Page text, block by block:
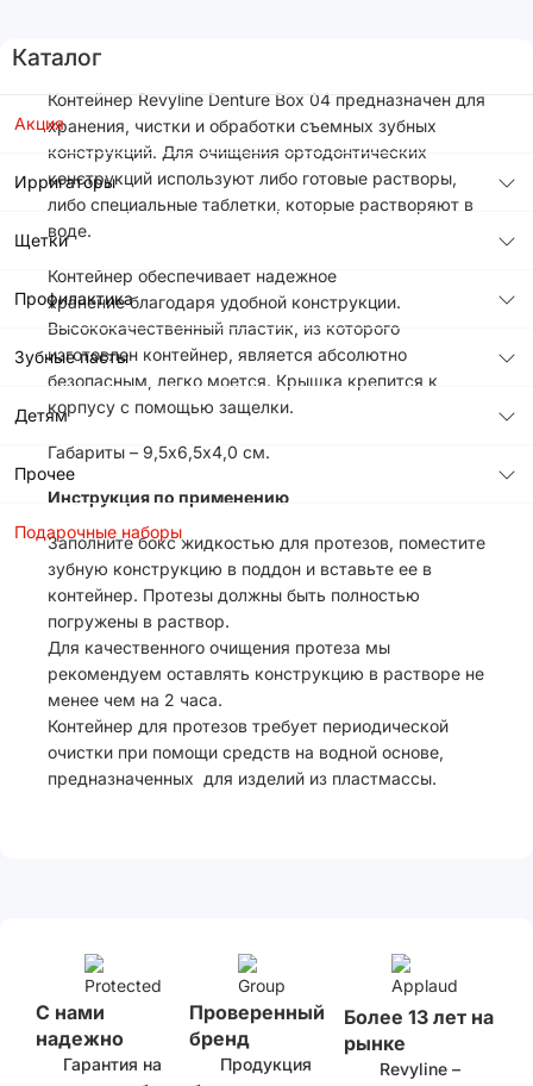
Каталог
Акция
Ирригаторы
Щетки
Профилактика
Зубные пасты
Детям
Прочее
Подарочные наборы
Контейнер Revyline Denture Box 04 предназначен для
хранения, чистки и обработки съемных зубных
конструкций. Для очищения ортодонтических
конструкций используют либо готовые растворы,
либо специальные таблетки, которые растворяют в
воде.
Контейнер обеспечивает надежное
хранение благодаря удобной конструкции.
Высококачественный пластик, из которого
изготовлен контейнер, является абсолютно
безопасным, легко моется. Крышка крепится к
корпусу с помощью защелки.
Габариты – 9,5х6,5х4,0 см.
Инструкция по применению
Заполните бокс жидкостью для протезов, поместите
зубную конструкцию в поддон и вставьте ее в
контейнер. Протезы должны быть полностью
погружены в раствор.
Для качественного очищения протеза мы
рекомендуем оставлять конструкцию в растворе не
менее чем на 2 часа.
Контейнер для протезов требует периодической
очистки при помощи средств на водной основе,
предназначенных для изделий из пластмассы.
С нами
надежно
Гарантия на
Проверенный
бренд
Продукция
Более 13 лет на
рынке
Revyline –